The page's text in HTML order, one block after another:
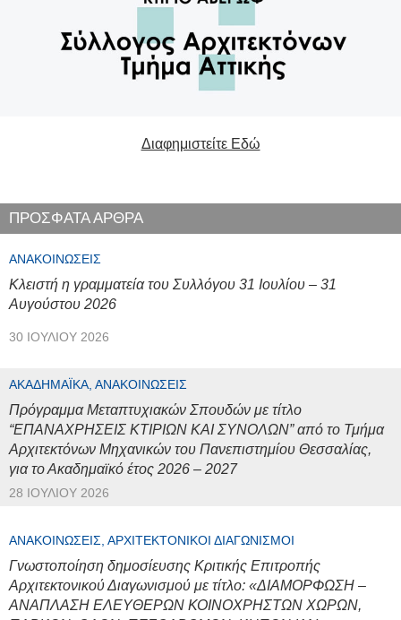
Διαφημιστείτε Εδώ
ΠΡΟΣΦΑΤΑ ΑΡΘΡΑ
ΑΝΑΚΟΙΝΏΣΕΙΣ
Κλειστή η γραμματεία του Συλλόγου 31 Ιουλίου – 31
Αυγούστου 2026
30 ΙΟΥΛΊΟΥ 2026
ΑΚΑΔΗΜΑΪΚΆ, ΑΝΑΚΟΙΝΏΣΕΙΣ
Πρόγραμμα Μεταπτυχιακών Σπουδών με τίτλο
“ΕΠΑΝΑΧΡΗΣΕΙΣ ΚΤΙΡΙΩΝ ΚΑΙ ΣΥΝΟΛΩΝ” από το Τμήμα
Αρχιτεκτόνων Μηχανικών του Πανεπιστημίου Θεσσαλίας,
για το Ακαδημαϊκό έτος 2026 – 2027
28 ΙΟΥΛΊΟΥ 2026
ΑΝΑΚΟΙΝΏΣΕΙΣ, ΑΡΧΙΤΕΚΤΟΝΙΚΟΊ ΔΙΑΓΩΝΙΣΜΟΊ
Γνωστοποίηση δημοσίευσης Κριτικής Επιτροπής
Αρχιτεκτονικού Διαγωνισμού με τίτλο: «ΔΙΑΜΟΡΦΩΣΗ –
ΑΝΑΠΛΑΣΗ ΕΛΕΥΘΕΡΩΝ ΚΟΙΝΟΧΡΗΣΤΩΝ ΧΩΡΩΝ,